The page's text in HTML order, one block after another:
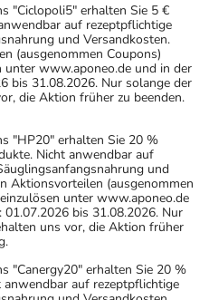
"Ciclopoli5" erhalten Sie 5 €
auf rezeptpflichtige
und Versandkosten.
(ausgenommen Coupons)
www.aponeo.de und in der
bis 31.08.2026. Nur solange der
die Aktion früher zu beenden.
"HP20" erhalten Sie 20 %
Nicht anwendbar auf
und
Aktionsvorteilen (ausgenommen
unter www.aponeo.de
bis 31.08.2026. Nur
uns vor, die Aktion früher
"Canergy20" erhalten Sie 20 %
auf rezeptpflichtige